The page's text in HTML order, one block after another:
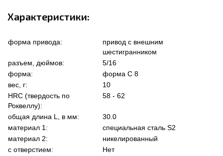
Характеристики:
форма привода:
привод с внешним
шестигранником
разъем, дюймов:
5/16
форма:
форма C 8
вес, г:
10
HRC (твердость по
Роквеллу):
58 - 62
общая длина L, в мм:
30.0
материал 1:
специальная сталь S2
материал 2:
никелированный
с отверстием:
Нет